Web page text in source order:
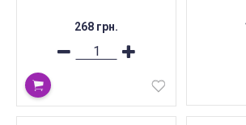
268 грн.